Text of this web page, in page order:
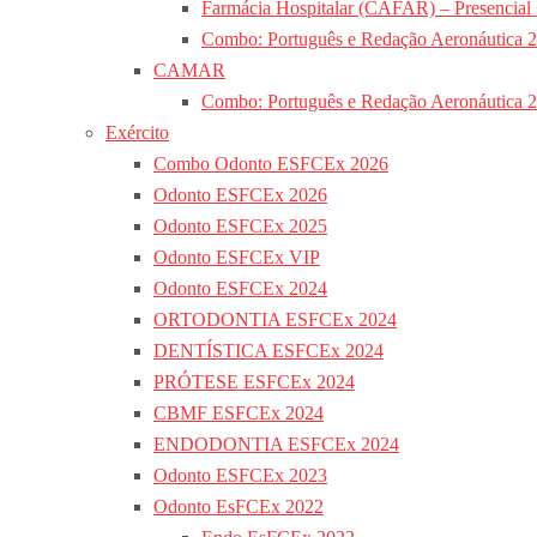
Farmácia Hospitalar (CAFAR) –
Combo: Português e Redação Aeronáutica
CAMAR
Combo: Português e Redação Aeronáutica
Exército
Combo Odonto ESFCEx 2026
Odonto ESFCEx 2026
Odonto ESFCEx 2025
Odonto ESFCEx VIP
Odonto ESFCEx 2024
ORTODONTIA ESFCEx 2024
DENTÍSTICA ESFCEx 2024
PRÓTESE ESFCEx 2024
CBMF ESFCEx 2024
ENDODONTIA ESFCEx 2024
Odonto ESFCEx 2023
Odonto EsFCEx 2022